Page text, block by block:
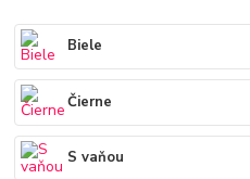
Biele
Čierne
S vaňou